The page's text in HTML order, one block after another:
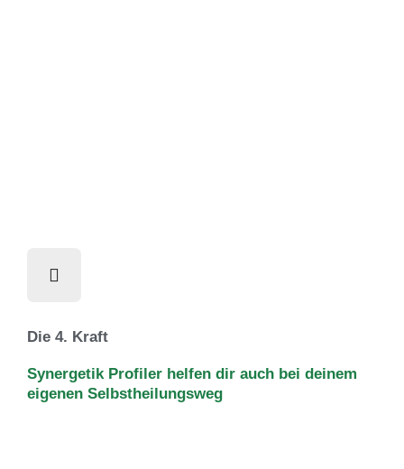
Die 4. Kraft
Synergetik Profiler helfen dir auch bei deinem
eigenen Selbstheilungsweg